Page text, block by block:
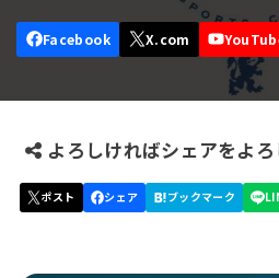
よろしければシェアをよ